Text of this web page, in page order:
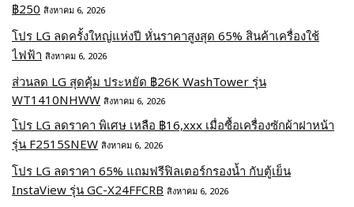
฿250 สิงหาคม 6, 2026
โปร LG ลดครั้งใหญ่แห่งปี หั่นราคาสูงสุด 65% สินค้าเครื่องใช้
ไฟฟ้า สิงหาคม 6, 2026
ส่วนลด LG สุดคุ้ม ประหยัด ฿26K WashTower รุ่น
WT1410NHWW สิงหาคม 6, 2026
โปร LG ลดราคา พิเศษ เหลือ ฿16,xxx เมื่อซื้อเครื่องซักผ้าฝาหน้า
รุ่น F2515SNEW สิงหาคม 6, 2026
โปร LG ลดราคา 65% แถมฟรีฟิลเตอร์กรองน้ำ กับตู้เย็น
InstaView รุ่น GC-X24FFCRB สิงหาคม 6, 2026